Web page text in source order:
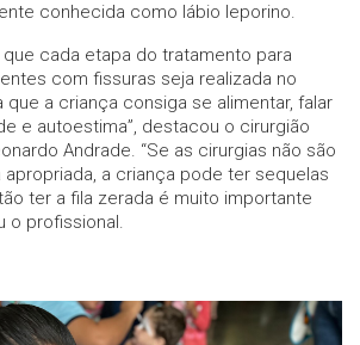
conhecida como lábio leporino.
que cada etapa do tratamento para
com fissuras seja realizada no
a criança consiga se alimentar, falar
e autoestima”, destacou o cirurgião
Andrade. “Se as cirurgias não são
apropriada, a criança pode ter sequelas
ter a fila zerada é muito importante
o profissional.